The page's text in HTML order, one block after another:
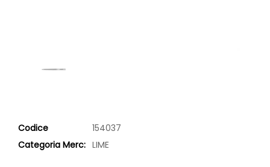
Codice
154037
Categoria Merc: LIME